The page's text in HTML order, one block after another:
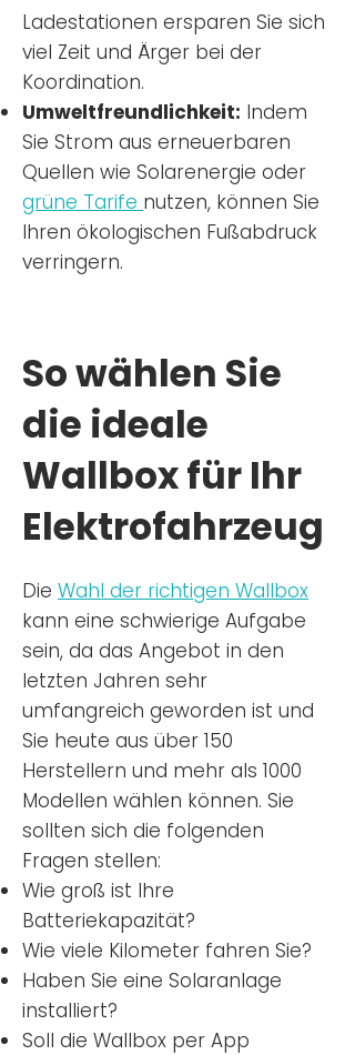
Ladestationen ersparen Sie sich
viel Zeit und Ärger bei der
Koordination.
Umweltfreundlichkeit: Indem
Sie Strom aus erneuerbaren
Quellen wie Solarenergie oder
grüne Tarife nutzen, können Sie
Ihren ökologischen Fußabdruck
verringern.
So wählen Sie
die ideale
Wallbox für Ihr
Elektrofahrzeug
Die Wahl der richtigen Wallbox
kann eine schwierige Aufgabe
sein, da das Angebot in den
letzten Jahren sehr
umfangreich geworden ist und
Sie heute aus über 150
Herstellern und mehr als 1000
Modellen wählen können. Sie
sollten sich die folgenden
Fragen stellen:
Wie groß ist Ihre
Batteriekapazität?
Wie viele Kilometer fahren Sie?
Haben Sie eine Solaranlage
installiert?
Soll die Wallbox per App